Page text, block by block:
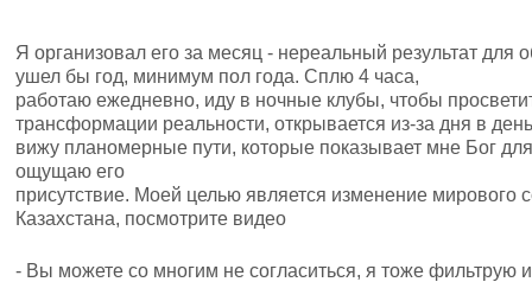
Я организовал его за месяц - нереальный результат для
ушел бы год, минимум пол года. Сплю 4 часа,
работаю ежедневно, иду в ночные клубы, чтобы
трансформации реальности, открывается из-за дня в
вижу планомерные пути, которые показывает мне Бог
ощущаю его
присутствие. Моей целью является изменение мирового
Казахстана, посмотрите видео
- Вы можете со многим не согласиться, я тоже